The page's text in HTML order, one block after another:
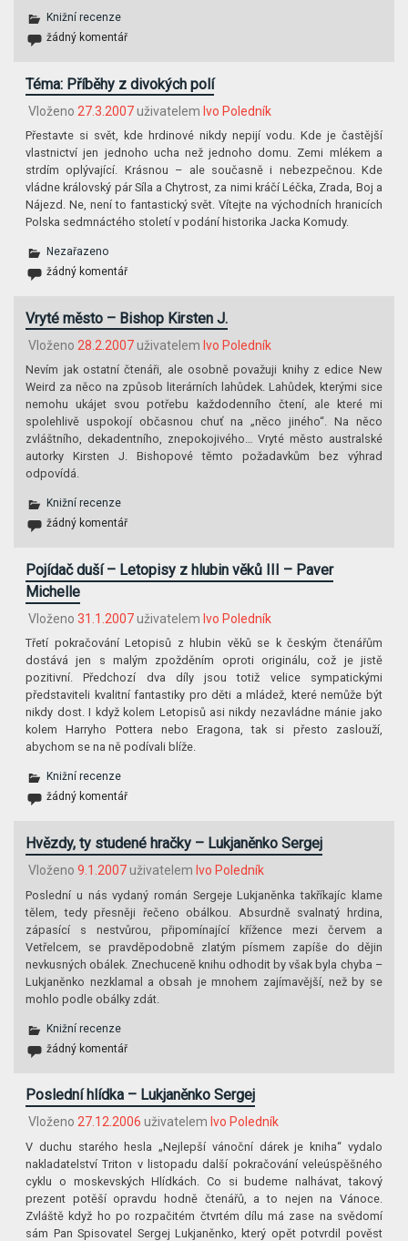
Knižní recenze
žádný komentář
Téma: Příběhy z divokých polí
Vloženo 27.3.2007uživatelem Ivo Poledník
Přestavte si svět, kde hrdinové nikdy nepijí vodu. Kde je častější
vlastnictví jen jednoho ucha než jednoho domu. Zemi mlékem a
strdím oplývající. Krásnou – ale současně i nebezpečnou. Kde
vládne královský pár Síla a Chytrost, za nimi kráčí Léčka, Zrada, Boj a
Nájezd. Ne, není to fantastický svět. Vítejte na východních hranicích
Polska sedmnáctého století v podání historika Jacka Komudy.
Nezařazeno
žádný komentář
Vryté město – Bishop Kirsten J.
Vloženo 28.2.2007uživatelem Ivo Poledník
Nevím jak ostatní čtenáři, ale osobně považuji knihy z edice New
Weird za něco na způsob literárních lahůdek. Lahůdek, kterými sice
nemohu ukájet svou potřebu každodenního čtení, ale které mi
spolehlivě uspokojí občasnou chuť na „něco jiného“. Na něco
zvláštního, dekadentního, znepokojivého… Vryté město australské
autorky Kirsten J. Bishopové těmto požadavkům bez výhrad
odpovídá.
Knižní recenze
žádný komentář
Pojídač duší – Letopisy z hlubin věků III – Paver
Michelle
Vloženo 31.1.2007uživatelem Ivo Poledník
Třetí pokračování Letopisů z hlubin věků se k českým čtenářům
dostává jen s malým zpožděním oproti originálu, což je jistě
pozitivní. Předchozí dva díly jsou totiž velice sympatickými
představiteli kvalitní fantastiky pro děti a mládež, které nemůže být
nikdy dost. I když kolem Letopisů asi nikdy nezavládne mánie jako
kolem Harryho Pottera nebo Eragona, tak si přesto zaslouží,
abychom se na ně podívali blíže.
Knižní recenze
žádný komentář
Hvězdy, ty studené hračky – Lukjaněnko Sergej
Vloženo 9.1.2007uživatelem Ivo Poledník
Poslední u nás vydaný román Sergeje Lukjaněnka takříkajíc klame
tělem, tedy přesněji řečeno obálkou. Absurdně svalnatý hrdina,
zápasící s nestvůrou, připomínající křížence mezi červem a
Vetřelcem, se pravděpodobně zlatým písmem zapíše do dějin
nevkusných obálek. Znechuceně knihu odhodit by však byla chyba –
Lukjaněnko nezklamal a obsah je mnohem zajímavější, než by se
mohlo podle obálky zdát.
Knižní recenze
žádný komentář
Poslední hlídka – Lukjaněnko Sergej
Vloženo 27.12.2006 uživatelem Ivo Poledník
V duchu starého hesla „Nejlepší vánoční dárek je kniha“ vydalo
nakladatelství Triton v listopadu další pokračování veleúspěšného
cyklu o moskevských Hlídkách. Co si budeme nalhávat, takový
prezent potěší opravdu hodně čtenářů, a to nejen na Vánoce.
Zvláště když ho po rozpačitém čtvrtém dílu má zase na svědomí
sám Pan Spisovatel Sergej Lukjaněnko, který opět potvrdil pověst